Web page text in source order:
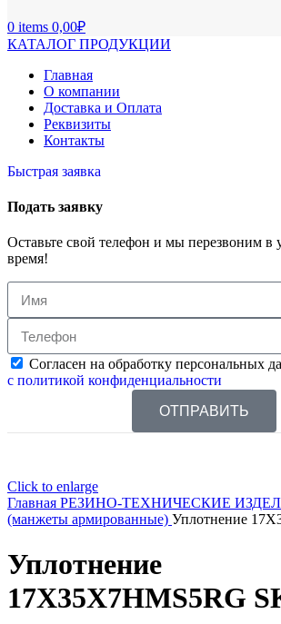
0 items 0,00₽
КАТАЛОГ ПРОДУКЦИИ
Главная
О компании
Доставка и Оплата
Реквизиты
Контакты
Быстрая заявка
Подать заявку
Оставьте свой телефон и мы перезвоним в
время!
Согласен на обработку персональных
с политикой конфиденциальности
ОТПРАВИТЬ
Click to enlarge
Главная РЕЗИНО-ТЕХНИЧЕСКИЕ
(манжеты армированные) Уплотнение
Уплотнение
17X35X7HMS5RG